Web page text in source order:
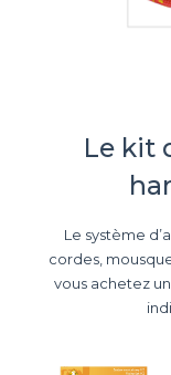
Le kit
Le système
cordes,
vous achetez